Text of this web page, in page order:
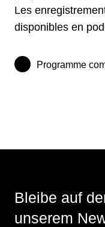
Les
disponibles en
Programme
Bleibe auf
unserem